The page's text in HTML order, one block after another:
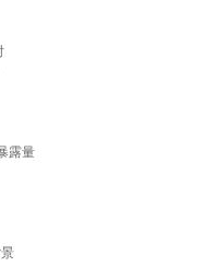
露量